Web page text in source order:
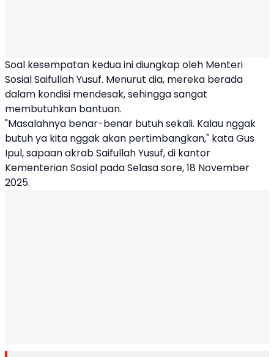
Soal kesempatan kedua ini diungkap oleh Menteri
Sosial Saifullah Yusuf. Menurut dia, mereka berada
dalam kondisi mendesak, sehingga sangat
membutuhkan bantuan.
"Masalahnya benar-benar butuh sekali. Kalau nggak
butuh ya kita nggak akan pertimbangkan," kata Gus
Ipul, sapaan akrab Saifullah Yusuf, di kantor
Kementerian Sosial pada Selasa sore, 18 November
2025.